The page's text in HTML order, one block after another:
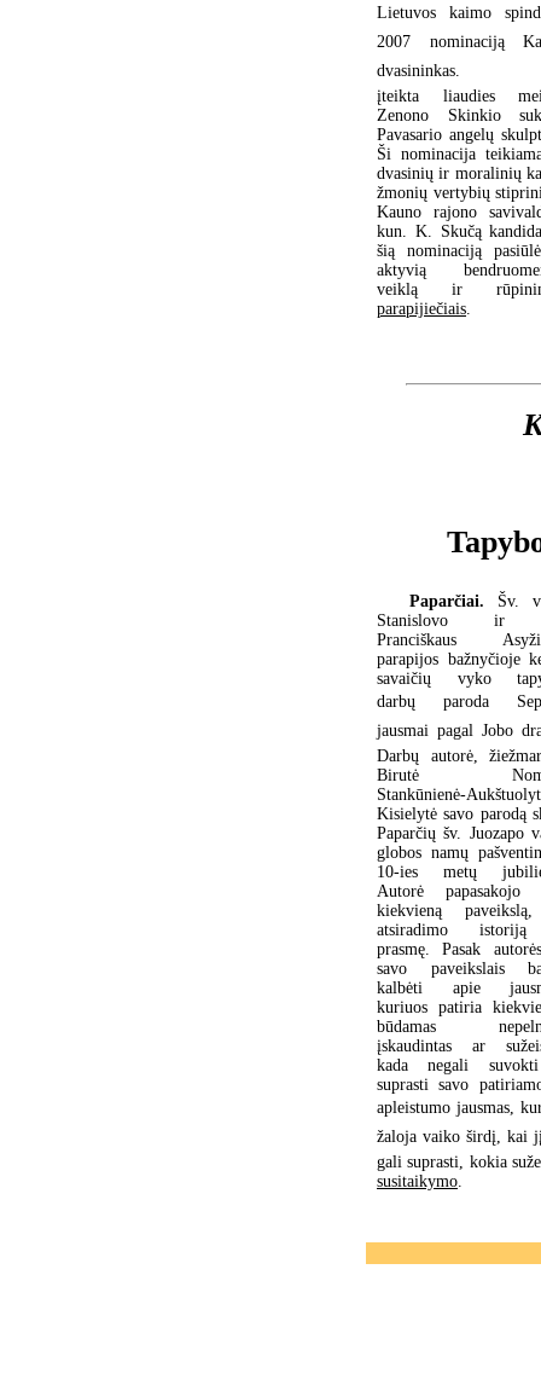
Lietuvos kaimo
2007 nominaciją
dvasininkas.
įteikta liaudies
Zenono Skinkio
Pavasario angelų
Ši nominacija
dvasinių ir moralinių
žmonių vertybių
Kauno rajono
kun. K. Skučą
šią nominaciją
aktyvią
veiklą ir
parapijiečiais
Paparčiai. Šv.
Stanislovo ir
Pranciškaus
parapijos bažnyčioje
savaičių vyko
darbų paroda
jausmai pagal Jobo
Darbų autorė,
Birutė
Stankūnienė-
Kisielytė savo parodą
Paparčių šv. Juozapo
globos namų
10-ies metų
Autorė papasakojo
kiekvieną
atsiradimo
prasmę. Pasak
savo paveikslais
kalbėti apie
kuriuos patiria
būdamas
įskaudintas ar
kada negali
suprasti savo
apleistumo jausmas,
žaloja vaiko širdį, kai jį
gali suprasti, kokia
susitaikymo